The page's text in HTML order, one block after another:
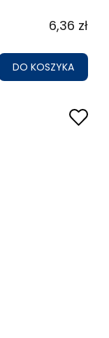
6,36 zł
DO KOSZYKA